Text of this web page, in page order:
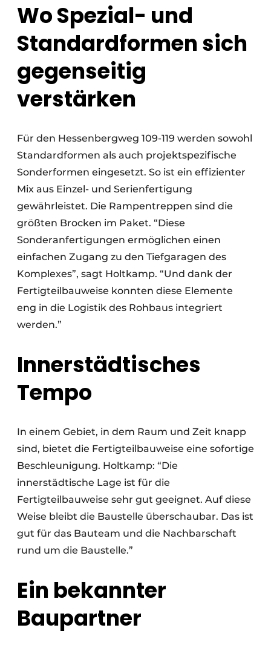
Wo Spezial- und
Standardformen sich
gegenseitig
verstärken
Für den Hessenbergweg 109-119 werden sowohl
Standardformen als auch projektspezifische
Sonderformen eingesetzt. So ist ein effizienter
Mix aus Einzel- und Serienfertigung
gewährleistet. Die Rampentreppen sind die
größten Brocken im Paket. “Diese
Sonderanfertigungen ermöglichen einen
einfachen Zugang zu den Tiefgaragen des
Komplexes”, sagt Holtkamp. “Und dank der
Fertigteilbauweise konnten diese Elemente
eng in die Logistik des Rohbaus integriert
werden.”
Innerstädtisches
Tempo
In einem Gebiet, in dem Raum und Zeit knapp
sind, bietet die Fertigteilbauweise eine sofortige
Beschleunigung. Holtkamp: “Die
innerstädtische Lage ist für die
Fertigteilbauweise sehr gut geeignet. Auf diese
Weise bleibt die Baustelle überschaubar. Das ist
gut für das Bauteam und die Nachbarschaft
rund um die Baustelle.”
Ein bekannter
Baupartner